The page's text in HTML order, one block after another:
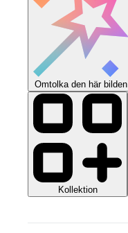
Omtolka den här bilden
Kollektion